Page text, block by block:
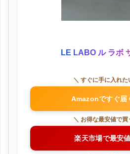
LE LABO ル ラボ
＼ すぐに手に入れた
Amazonですぐ届
＼ お得な最安値で買
楽天市場で最安